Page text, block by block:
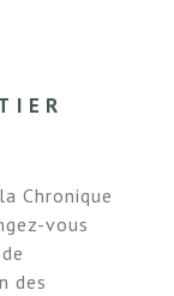
Chronique
vous
des